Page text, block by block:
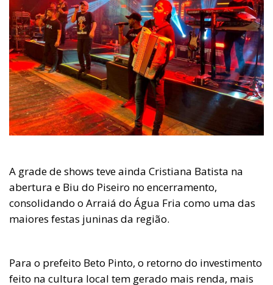
A grade de shows teve ainda Cristiana Batista na
abertura e Biu do Piseiro no encerramento,
consolidando o Arraiá do Água Fria como uma das
maiores festas juninas da região.
Para o prefeito Beto Pinto, o retorno do investimento
feito na cultura local tem gerado mais renda, mais